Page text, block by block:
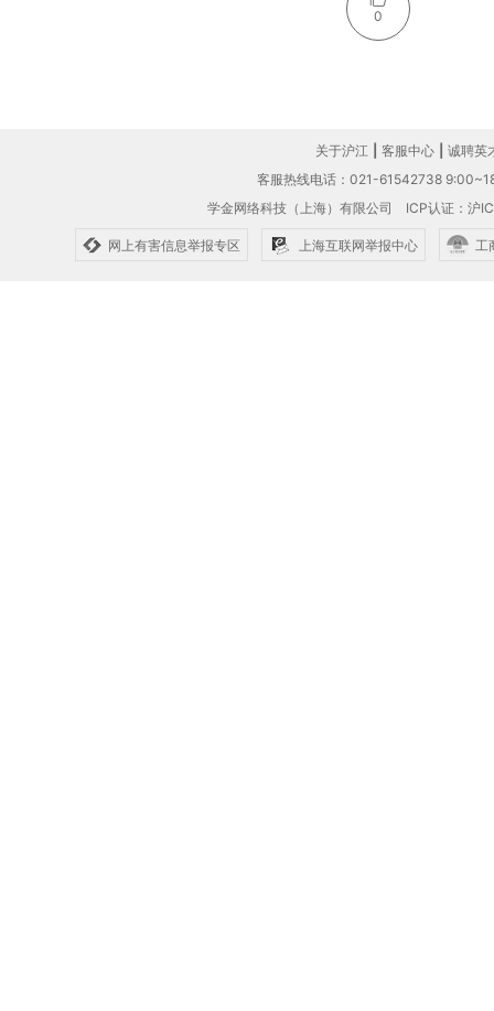
0
关于沪江 客服中心
诚聘英
客服热线电话：021-61542738
学金网络科技（上海）有限公司 ICP认证：沪
网上有害信息举报专区 上海互联网举报中心 工